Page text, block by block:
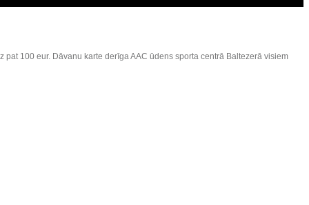
100 eur. Dāvanu karte derīga AAC ūdens sporta centrā Baltezerā visiem